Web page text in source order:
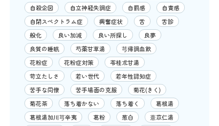
自殺企図
自立神経失調症 自罰感
自責感
自閉スペクトラム症
興奮症状 舌
舌診
般化
良い加減 良い所探し
良夢
良質の睡眠
芍薬甘草湯
芎帰調血飲
花粉症
花粉症対策
苓桂朮甘湯
苛立たしさ
若い世代
若年性認知症
苦手な同僚
苦手場面の克服
菊花(きく)
菊花茶
落ち着かない 落ち着く
葛根湯
葛根湯加川芎辛夷
葛粉 葱白
薏苡仁湯